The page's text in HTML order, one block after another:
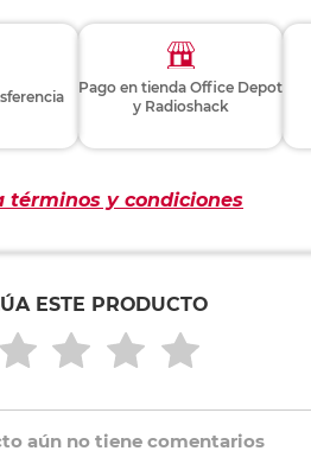
Pago en tienda Office Depot
y Radioshack
términos y condiciones
ESTE PRODUCTO
aún no tiene comentarios